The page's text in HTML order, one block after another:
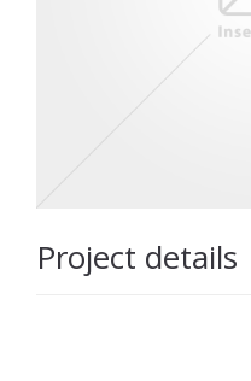
Project details